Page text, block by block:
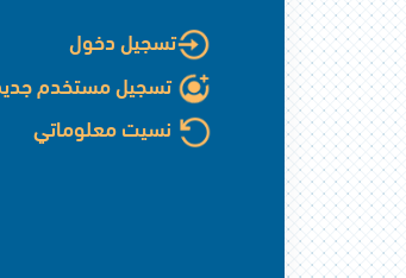
تسجيل دخول
تسجيل مستخدم
نسيت معلوماتي